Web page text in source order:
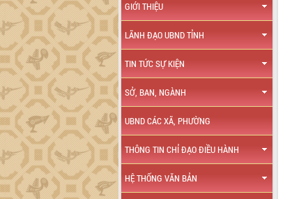
GIỚI THIỆU
LÃNH ĐẠO UBND TỈNH
TIN TỨC SỰ KIỆN
SỞ, BAN, NGÀNH
UBND CÁC XÃ, PHƯỜNG
THÔNG TIN CHỈ ĐẠO ĐIỀU HÀNH
HỆ THỐNG VĂN BẢN